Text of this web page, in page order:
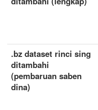
.bz dataset rinci sing
ditambahi
(pembaruan saben
dina)